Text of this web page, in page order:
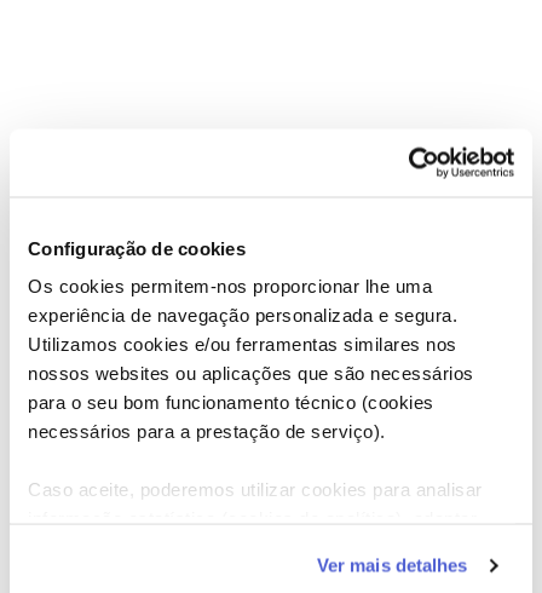
Configuração de cookies
Os cookies permitem-nos proporcionar lhe uma
experiência de navegação personalizada e segura.
Utilizamos cookies e/ou ferramentas similares nos
nossos websites ou aplicações que são necessários
para o seu bom funcionamento técnico (cookies
necessários para a prestação de serviço).
Caso aceite, poderemos utilizar cookies para analisar
funcionalidades (cookies de personalização e
Ver mais detalhes